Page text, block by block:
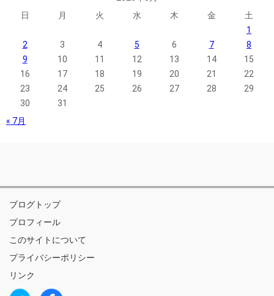
日
月 火 水 木 金
土
1
2
3 4 5 6 7
8
9
10 11 12 13 14
15
16
17 18 19 20 21
22
23
24 25 26 27 28
29
30
31
« 7月
ブログトップ
プロフィール
このサイトについて
プライバシーポリシー
リンク